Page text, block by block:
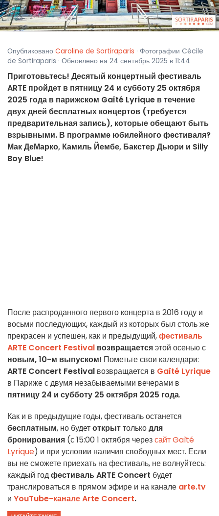
Опубликовано Caroline de Sortiraparis · Фотографии Cécile
de Sortiraparis · Обновлено на 24 сентябрь 2025 в 11:44
Приготовьтесь! Десятый концертный фестиваль
ARTE пройдет в пятницу 24 и субботу 25 октября
2025 года в парижском Gaîté Lyrique в течение
двух дней бесплатных концертов (требуется
предварительная запись), которые обещают быть
взрывными. В программе юбилейного фестиваля?
Мак ДеМарко, Камиль Йембе, Бакстер Дьюри и Silly
Boy Blue!
После распроданного первого концерта в 2016 году и
восьми последующих, каждый из которых был столь же
прекрасен и успешен, как и предыдущий,фестиваль
ARTE Concert Festival возвращаетсяэтой осенью с
новым, 10-м выпуском! Пометьте свои календари:
ARTE Concert Festival возвращается в Gaîté Lyrique
в Париже с двумя незабываемыми вечерами в
пятницу 24 и субботу 25 октября 2025 года.
Как и в предыдущие годы, фестиваль останется
бесплатным, но будетоткрыттолькодля
бронирования (с 15:00 1 октября черезсайт Gaîté
Lyrique) и при условии наличия свободных мест. Если
вы не сможете приехать на фестиваль, не волнуйтесь:
каждый годфестиваль ARTE Concert будет
транслироваться в прямом эфире и на канале arte.tv
и YouTube-канале Arte Concert.